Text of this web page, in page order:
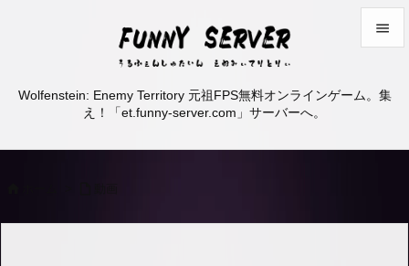
Wolfenstein: Enemy Territory 元祖FPS無料オンラインゲーム。集
え！「et.funny-server.com」サーバーへ。

次へ